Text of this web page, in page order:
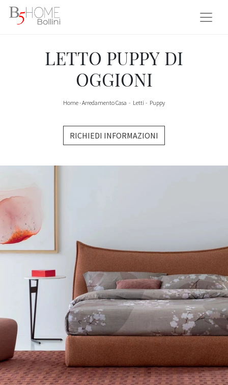
LETTO PUPPY DI
OGGIONI
Home-Arredamento Casa - Letti - Puppy
RICHIEDI INFORMAZIONI